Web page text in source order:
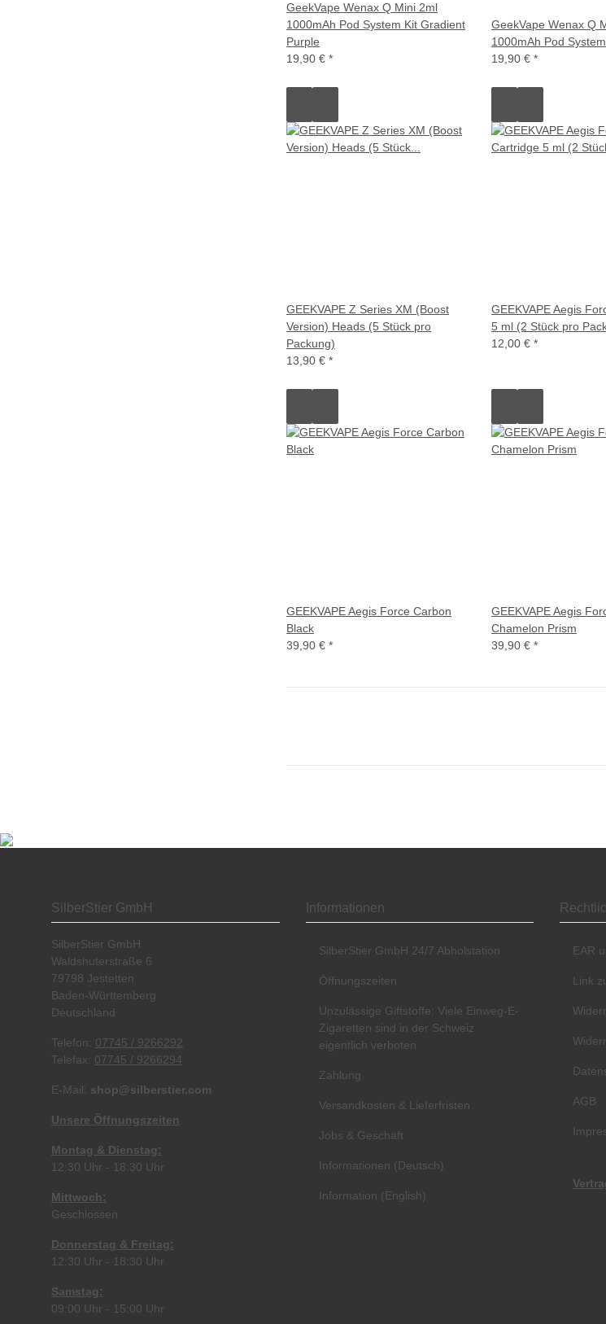
GeekVape Wenax Q Mini 2ml
1000mAh Pod System Kit Gradient
Purple
19,90 € *
GeekVape Wenax Q
1000mAh Pod
19,90 € *
GEEKVAPE Z Series XM (Boost
Version) Heads (5 Stück pro
Packung)
13,90 € *
GEEKVAPE Aegis
5 ml (2 Stück pro
12,00 € *
GEEKVAPE Aegis Force Carbon
Black
39,90 € *
GEEKVAPE Aegis
Chamelon Prism
39,90 € *
SilberStier GmbH
SilberStier GmbH
Waldshuterstraße 6
79798 Jestetten
Baden-Württemberg
Deutschland
Telefon: 07745 / 9266292
Telefax: 07745 / 9266294
E-Mail: shop@silberstier.com
Unsere Öffnungszeiten
Montag & Dienstag:
12:30 Uhr - 18:30 Uhr
Mittwoch:
Geschlossen
Donnerstag & Freitag:
12:30 Uhr - 18:30 Uhr
Samstag:
09:00 Uhr - 15:00 Uhr
Informationen
SilberStier GmbH 24/7 Abholstation
Öffnungszeiten
Unzulässige Giftstoffe: Viele Einweg-E-
Zigaretten sind in der Schweiz
eigentlich verboten
Zahlung
Versandkosten & Lieferfristen
Jobs & Geschäft
Informationen (Deutsch)
Information (English)
EAR
Link
AGB